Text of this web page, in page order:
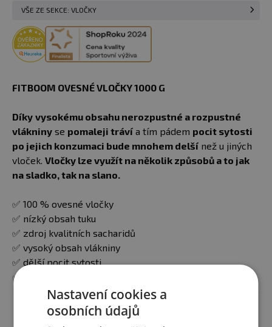
VŠE ZE SEKCE: VLOČKY
FITBOOM OVESNÉ VLOČKY 1000 G
Díky vysokému obsahu nerozpustné a rozpustné
vlákniny se pomaleji tráví a tím pádem pocit sytosti
po jejich konzumaci bude mnohem delší než u jiných
vloček. Vločky lze využít na několik způsobů a to jak
na sladko, tak na slano.
✅ 100 % ovesné vločky
✅ nízký obsah tuku
✅ zdroj kvalitních sacharidů
✅ vysoký obsah vlákniny
✅ dělší pocit sytosti
✅ vysoký obsah Beta-Glukanu, který pomáhá snižovat
hladinu cukru v krvi
✅ obsah důležitých prvků jako měď, železo, zinek,
Zobrazit celý popis
Nastavení cookies a
osobních údajů